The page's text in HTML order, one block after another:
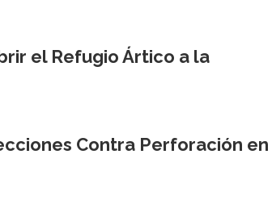
el Refugio Ártico a la
Contra Perforación en